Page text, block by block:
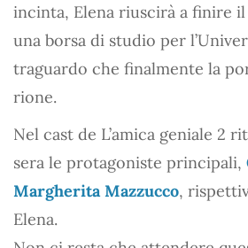
incinta, Elena riuscirà a finire
una borsa di studio per
traguardo che finalmente la
rione.
Nel cast de L’amica geniale 2
sera le protagoniste principali,
Margherita Mazzucco,
Elena.